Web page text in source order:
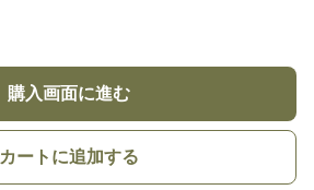
購入画面に進む
カートに追加する